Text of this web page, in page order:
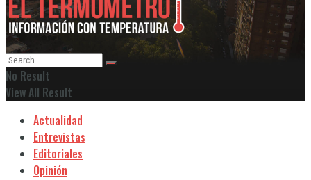
No Result
View All Result
Actualidad
Entrevistas
Editoriales
Opinión